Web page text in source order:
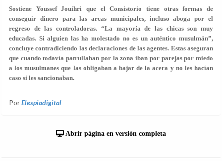
Sostiene Youssef Jouihri que el Consistorio tiene otras formas de
conseguir dinero para las arcas municipales, incluso aboga por el
regreso de las controladoras. “La mayoría de las chicas son muy
educadas. Si alguien las ha molestado no es un auténtico musulmán”,
concluye contradiciendo las declaraciones de las agentes. Estas aseguran
que cuando todavía patrullaban por la zona iban por parejas por miedo
a los musulmanes que las obligaban a bajar de la acera y no les hacían
caso si les sancionaban.
PorElespiadigital
Abrir página en versión completa